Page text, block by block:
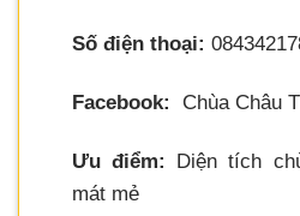
Số điện thoại:
Facebook: Chùa Châu
Ưu điểm:
Diện tích
mát mẻ